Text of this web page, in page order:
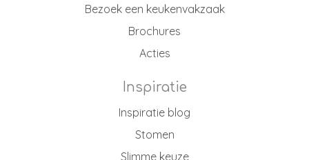
Bezoek een keukenvakzaak
Brochures
Acties
Inspiratie
Inspiratie blog
Stomen
Slimme keuze